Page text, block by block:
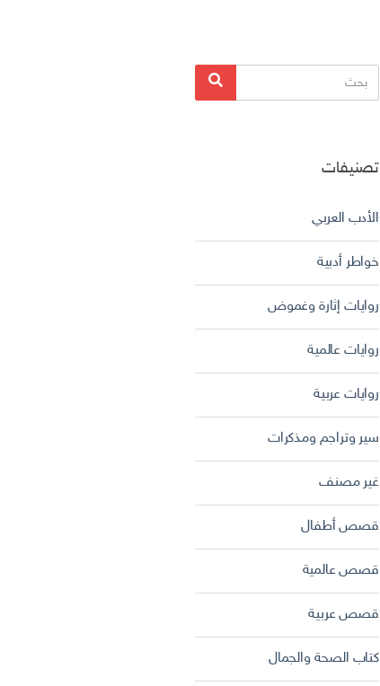
البحث
عن:
بحث
تصنيفات
الأدب العربي
خواطر أدبية
روايات إثارة وغموض
روايات عالمية
روايات عربية
سير وتراجم ومذكرات
غير مصنف
قصص أطفال
قصص عالمية
قصص عربية
كتاب الصحة والجمال